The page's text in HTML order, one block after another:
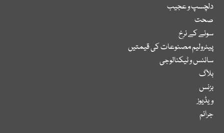
دلچسپ و عجیب
صحت
سونے کے نرخ
پیٹرولیم مصنوعات کی قیمتیں
سائنس و ٹیکنالوجی
بلاگ
بزنس
ویڈیوز
جرائم